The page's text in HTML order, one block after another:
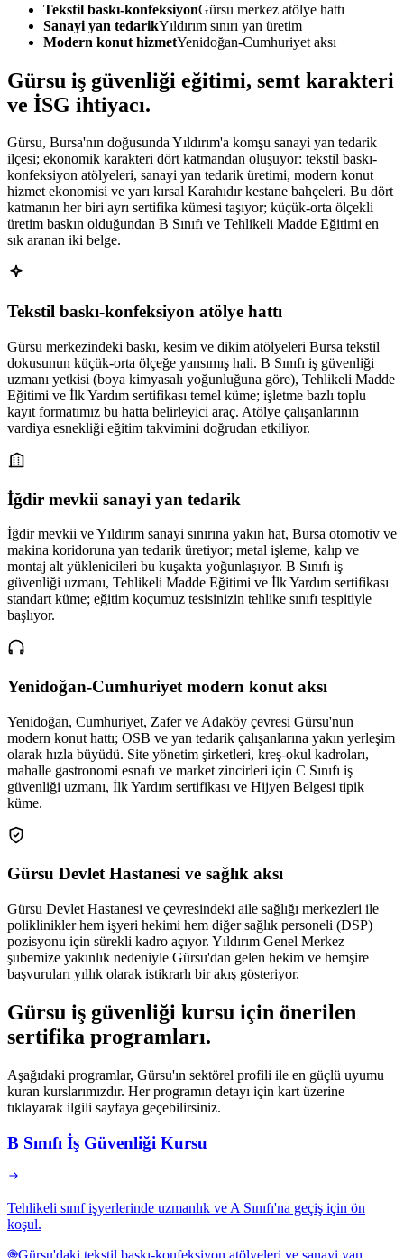
Tekstil baskı-konfeksiyonGürsu merkez atölye hattı
Sanayi yan tedarikYıldırım sınırı yan üretim
Modern konut hizmetYenidoğan-Cumhuriyet aksı
Gürsu iş güvenliği eğitimi, semt karakteri
ve İSG ihtiyacı.
Gürsu, Bursa'nın doğusunda Yıldırım'a komşu sanayi yan tedarik
ilçesi; ekonomik karakteri dört katmandan oluşuyor: tekstil baskı-
konfeksiyon atölyeleri, sanayi yan tedarik üretimi, modern konut
hizmet ekonomisi ve yarı kırsal Karahıdır kestane bahçeleri. Bu dört
katmanın her biri ayrı sertifika kümesi taşıyor; küçük-orta ölçekli
üretim baskın olduğundan B Sınıfı ve Tehlikeli Madde Eğitimi en
sık aranan iki belge.
Tekstil baskı-konfeksiyon atölye hattı
Gürsu merkezindeki baskı, kesim ve dikim atölyeleri Bursa tekstil
dokusunun küçük-orta ölçeğe yansımış hali. B Sınıfı iş güvenliği
uzmanı yetkisi (boya kimyasalı yoğunluğuna göre), Tehlikeli Madde
Eğitimi ve İlk Yardım sertifikası temel küme; işletme bazlı toplu
kayıt formatımız bu hatta belirleyici araç. Atölye çalışanlarının
vardiya esnekliği eğitim takvimini doğrudan etkiliyor.
İğdir mevkii sanayi yan tedarik
İğdir mevkii ve Yıldırım sanayi sınırına yakın hat, Bursa otomotiv ve
makina koridoruna yan tedarik üretiyor; metal işleme, kalıp ve
montaj alt yüklenicileri bu kuşakta yoğunlaşıyor. B Sınıfı iş
güvenliği uzmanı, Tehlikeli Madde Eğitimi ve İlk Yardım sertifikası
standart küme; eğitim koçumuz tesisinizin tehlike sınıfı tespitiyle
başlıyor.
Yenidoğan-Cumhuriyet modern konut aksı
Yenidoğan, Cumhuriyet, Zafer ve Adaköy çevresi Gürsu'nun
modern konut hattı; OSB ve yan tedarik çalışanlarına yakın yerleşim
olarak hızla büyüdü. Site yönetim şirketleri, kreş-okul kadroları,
mahalle gastronomi esnafı ve market zincirleri için C Sınıfı iş
güvenliği uzmanı, İlk Yardım sertifikası ve Hijyen Belgesi tipik
küme.
Gürsu Devlet Hastanesi ve sağlık aksı
Gürsu Devlet Hastanesi ve çevresindeki aile sağlığı merkezleri ile
poliklinikler hem işyeri hekimi hem diğer sağlık personeli (DSP)
pozisyonu için sürekli kadro açıyor. Yıldırım Genel Merkez
şubemize yakınlık nedeniyle Gürsu'dan gelen hekim ve hemşire
başvuruları yıllık olarak istikrarlı bir akış gösteriyor.
Gürsu iş güvenliği kursu için önerilen
sertifika programları.
Aşağıdaki programlar, Gürsu'ın sektörel profili ile en güçlü uyumu
kuran kurslarımızdır. Her programın detayı için kart üzerine
tıklayarak ilgili sayfaya geçebilirsiniz.
B Sınıfı İş Güvenliği Kursu
Tehlikeli sınıf işyerlerinde uzmanlık ve A Sınıfı'na geçiş için ön
koşul.